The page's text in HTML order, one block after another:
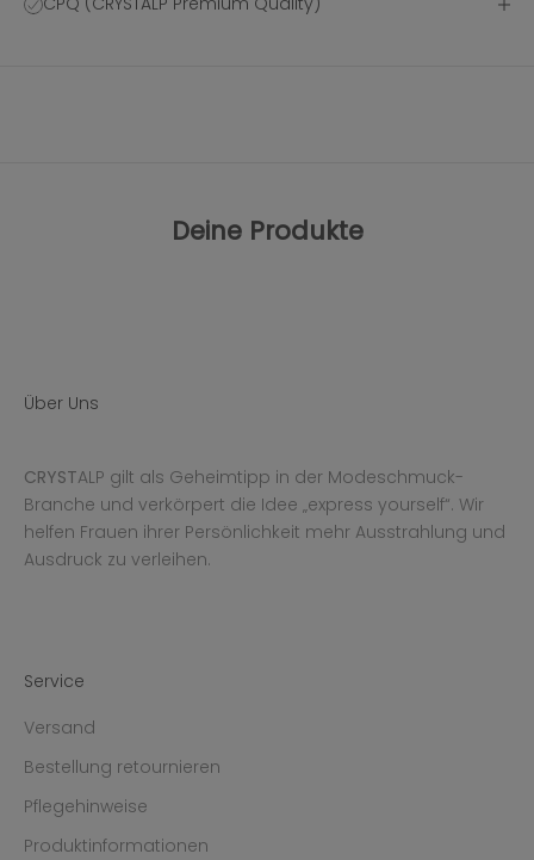
Deine Produkte
Über Uns
CRYSTALP gilt als Geheimtipp in der Modeschmuck-
Branche und verkörpert die Idee „express yourself“. Wir
helfen Frauen ihrer Persönlichkeit mehr Ausstrahlung und
Ausdruck zu verleihen.
Service
Versand
Bestellung retournieren
Pflegehinweise
Produktinformationen